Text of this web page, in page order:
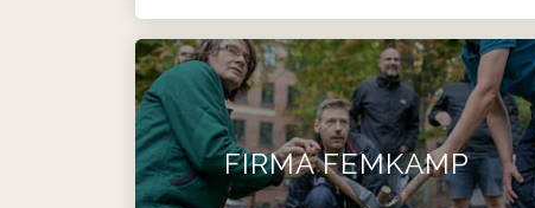
FIRMA FEMKAMP